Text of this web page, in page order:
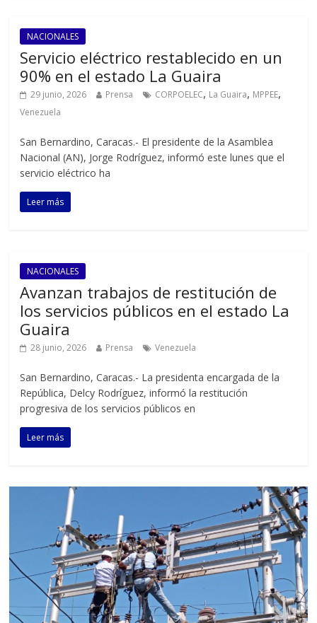
NACIONALES
Servicio eléctrico restablecido en un
90% en el estado La Guaira
29 junio, 2026 Prensa CORPOELEC, La Guaira, MPPEE,
Venezuela
San Bernardino, Caracas.- El presidente de la Asamblea
Nacional (AN), Jorge Rodríguez, informó este lunes que el
servicio eléctrico ha
Leer más
NACIONALES
Avanzan trabajos de restitución de
los servicios públicos en el estado La
Guaira
28 junio, 2026 Prensa Venezuela
San Bernardino, Caracas.- La presidenta encargada de la
República, Delcy Rodríguez, informó la restitución
progresiva de los servicios públicos en
Leer más